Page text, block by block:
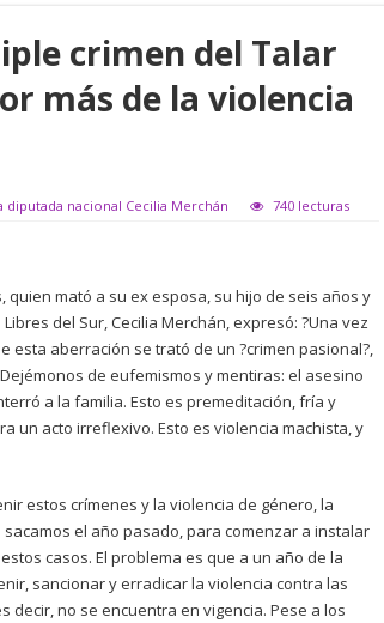
crimen del Talar
más de la violencia
nacional Cecilia Merchán
740 lecturas
mató a su ex esposa, su hijo de seis años y
del Sur, Cecilia Merchán, expresó: ?Una vez
esta aberración se trató de un ?crimen pasional?,
de eufemismos y mentiras: el asesino
a la familia. Esto es premeditación, fría y
un acto irreflexivo. Esto es violencia machista, y
estos crímenes y la violencia de género, la
el año pasado, para comenzar a instalar
casos. El problema es que a un año de la
sancionar y erradicar la violencia contra las
no se encuentra en vigencia. Pese a los